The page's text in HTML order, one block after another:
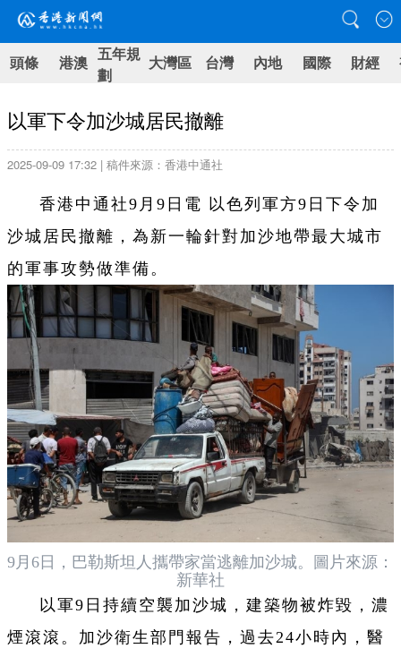
頭條 港澳 五年規
劃
大灣區 台灣 內地 國際 財經
以軍下令加沙城居民撤離
2025-09-09 17:32 | 稿件來源：香港中通社
香港中通社9月9日電 以色列軍方9日下令加
沙城居民撤離，為新一輪針對加沙地帶最大城市
的軍事攻勢做準備。
9月6日，巴勒斯坦人攜帶家當逃離加沙城。圖片來源：
新華社
以軍9日持續空襲加沙城，建築物被炸毀，濃
煙滾滾。加沙衛生部門報告，過去24小時內，醫